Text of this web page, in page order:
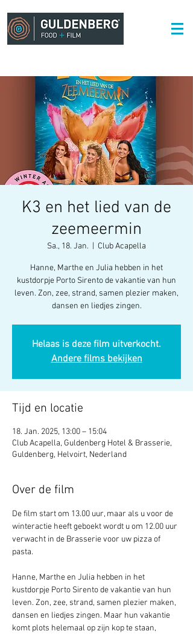
K3 en het lied van de
zeemeermin
Sa., 18. Jan. Club Acapella
Hanne, Marthe en Julia hebben in het
kustdorpje Porto Sirento de vakantie van hun
leven. Zon, zee, strand, samen plezier maken,
dansen en liedjes zingen.
Helaas is deze film uitverkocht.
Andere films bekijken
Tijd en locatie
18. Jan. 2025, 13:00 – 15:04
Club Acapella, Guldenberg Hotel & Brasserie,
Guldenberg, Helvoirt, Nederland
Over de film
De film start om 13.00 uur, maar als u voor de
winteractie heeft geboekt wordt u om 12.00 uur
verwacht in de Brasserie voor uw pizza of
pasta.
Hanne, Marthe en Julia hebben in het
kustdorpje Porto Sirento de vakantie van hun
leven. Zon, zee, strand, samen plezier maken,
dansen en liedjes zingen. Maar hun vakantie
komt plots helemaal op zijn kop te staan,